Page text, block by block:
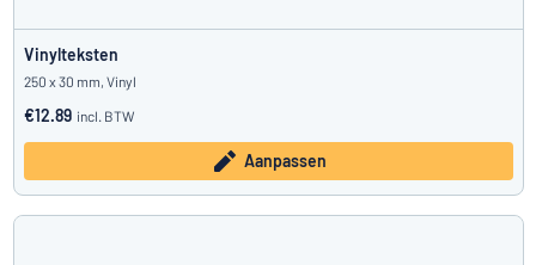
Vinylteksten
250 x 30 mm, Vinyl
€12.89 incl. BTW
Aanpassen